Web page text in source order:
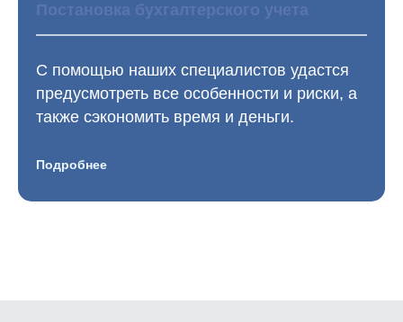
Постановка бухгалтерского учета
С помощью наших специалистов удастся
предусмотреть все особенности и риски, а
также сэкономить время и деньги.
Подробнее